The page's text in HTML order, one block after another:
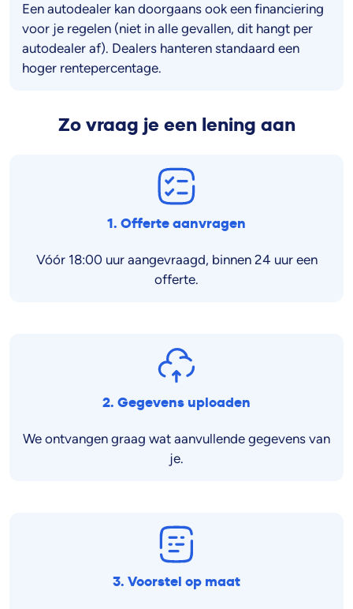
Een autodealer kan doorgaans ook een financiering
voor je regelen (niet in alle gevallen, dit hangt per
autodealer af). Dealers hanteren standaard een
hoger rentepercentage.
Zo vraag je een lening aan
1. Offerte aanvragen
Vóór 18:00 uur aangevraagd, binnen 24 uur een
offerte.
2. Gegevens uploaden
We ontvangen graag wat aanvullende gegevens van
je.
3. Voorstel op maat